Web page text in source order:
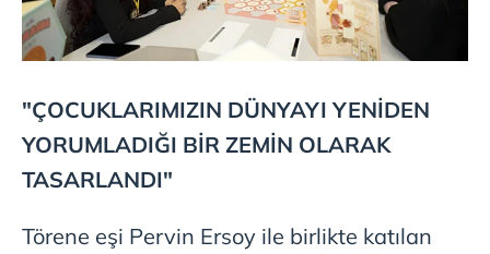
"ÇOCUKLARIMIZIN DÜNYAYI YENİDEN
YORUMLADIĞI BİR ZEMİN OLARAK
TASARLANDI"
Törene eşi Pervin Ersoy ile birlikte katılan